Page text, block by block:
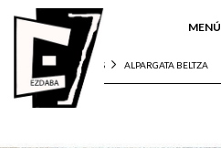
MENÚ
INICIO ALPARGATAS ALPARGATA BELTZA